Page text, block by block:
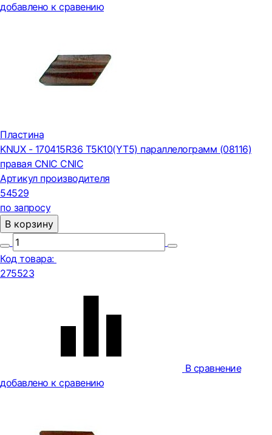
добавлено к сравению
Пластина
KNUX - 170415R36 Т5К10(YT5) параллелограмм (08116)
правая CNIC CNIC
Артикул производителя
54529
по запросу
В корзину
Код товара:
275523
В сравнение
добавлено к сравению